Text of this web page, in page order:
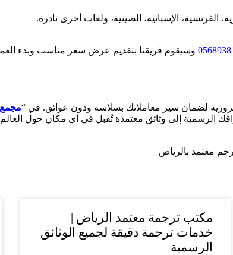
وسيقوم فريقنا بتقديم عرض سعر مناسب وبدء
لضمان سير معاملاتك بسلاسة ودون عوائق. في “مجمع
الرسمية إلى وثائق معتمدة تُقبل في أي مكان حول
معتمد بالرياض
مكتب ترجمة معتمد الرياض |
خدمات ترجمة دقيقة لجميع الوثائق
الرسمية